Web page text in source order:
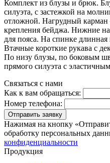
Комплект из блузы и брюк.
силуэта, с застежкой на
отложной. Нагрудный карман
крепления бейджа. Нижние
для пояса. На спинке
Втачные короткие рукава с
По низу блузы, по боковым
прямого силуэта с
Связаться с нами
Как к вам обращаться:
Номер телефона:
Отправить заявку
Нажимая на кнопку
обработку персональных
конфиденциальности
Продукция